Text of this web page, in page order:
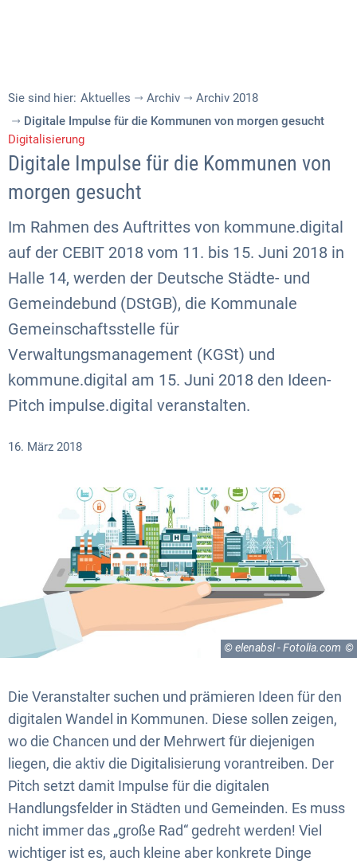
Sie sind hier: Aktuelles Archiv
Archiv 2018
Digitale Impulse für die Kommunen von morgen gesucht
Digitalisierung
Digitale Impulse für die Kommunen von
morgen gesucht
Im Rahmen des Auftrittes von kommune.digital
auf der CEBIT 2018 vom 11. bis 15. Juni 2018 in
Halle 14, werden der Deutsche Städte- und
Gemeindebund (DStGB), die Kommunale
Gemeinschaftsstelle für
Verwaltungsmanagement (KGSt) und
kommune.digital am 15. Juni 2018 den Ideen-
Pitch impulse.digital veranstalten.
16. März 2018
© elenabsl - Fotolia.com
Die Veranstalter suchen und prämieren Ideen für den
digitalen Wandel in Kommunen. Diese sollen zeigen,
wo die Chancen und der Mehrwert für diejenigen
liegen, die aktiv die Digitalisierung vorantreiben. Der
Pitch setzt damit Impulse für die digitalen
Handlungsfelder in Städten und Gemeinden. Es muss
nicht immer das „große Rad“ gedreht werden! Viel
wichtiger ist es, auch kleine aber konkrete Dinge